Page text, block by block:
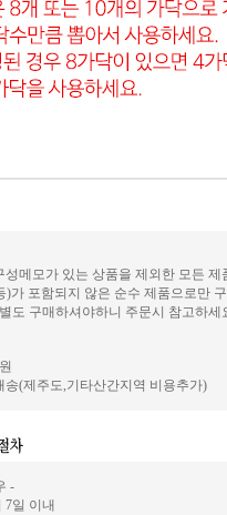
메모가 있는 상품을 제외한 모든
)가 포함되지 않은 순수 제품으로만
도 구매하셔야하니 주문시 참고하세
송(제주도,기타산간지역 비용추가)
-
7일 이내